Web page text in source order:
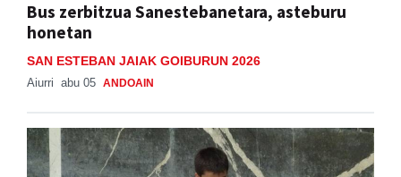
Bus zerbitzua Sanestebanetara, asteburu
honetan
SAN ESTEBAN JAIAK GOIBURUN 2026
Aiurri abu 05 ANDOAIN